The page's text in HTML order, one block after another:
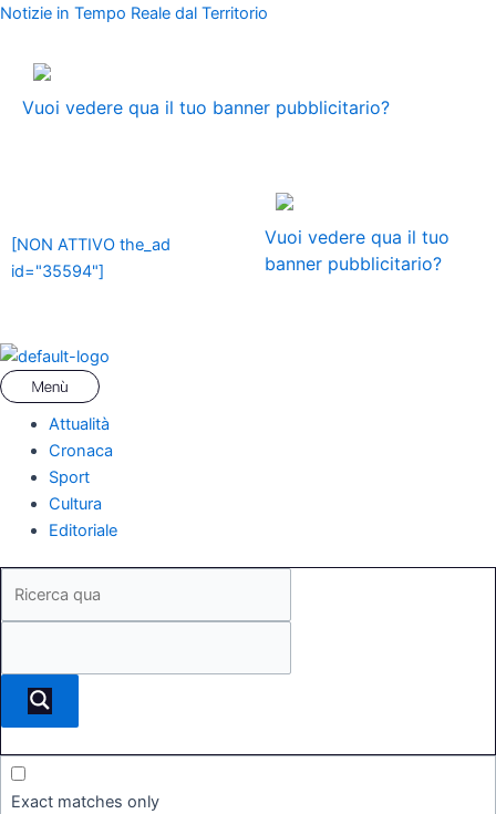
Vai
contenuto
Notizie in Tempo Reale dal Territorio
Vuoi vedere qua il tuo banner pubblicitario?
[NON ATTIVO the_ad
id="35594"]
ADS
Vuoi vedere qua il tuo
banner pubblicitario?
Menu
Attualità
Cronaca
Sport
Cultura
Editoriale
Exact matches only
Navigazione